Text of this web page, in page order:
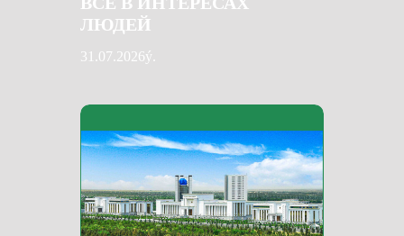
ЛЮДЕЙ
31.07.2026ý.